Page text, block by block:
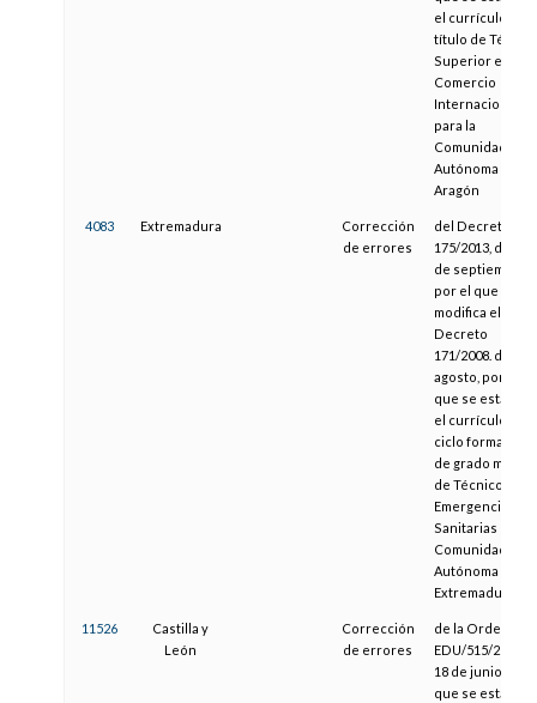
el currículo del
título de
Superior en
Comercio
Internacional
para la
Comunidad
Autónoma de
Aragón
4083 Extremadura
Corrección
de errores
del Decreto
175/2013, de 10
de septiembre,
por el que se
modifica el
Decreto
171/2008. de 1
agosto, por el
que se
el currículo del
ciclo formativo
de grado medio
de Técnico en
Emergencias
Sanitarias en la
Comunidad
Autónoma de
Extremadura
11526
Castilla y
León
Corrección
de errores
de la Orden
EDU/515/2014,
18 de junio, por
que se